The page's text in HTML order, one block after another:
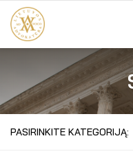
Visuotinis
Advokatų
PASIRINKITE KATEGORIJĄ: